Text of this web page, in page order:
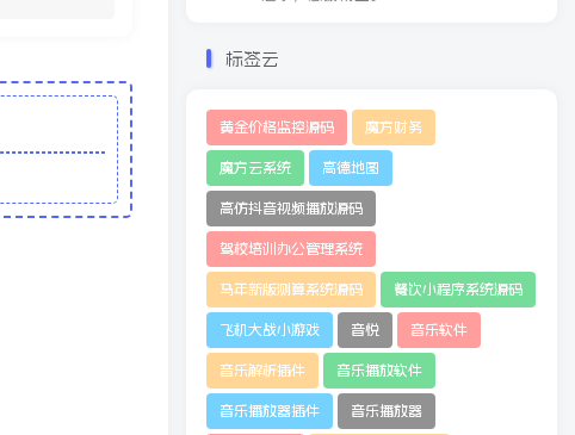
标签云
黄金价格监控源码 魔方财务
魔方云系统 高德地图
高仿抖音视频播放源码
驾校培训办公管理系统
马年新版测算系统源码 餐饮小程序系统源码
飞机大战小游戏 音悦 音乐软件
音乐解析插件 音乐播放软件
音乐播放器插件 音乐播放器